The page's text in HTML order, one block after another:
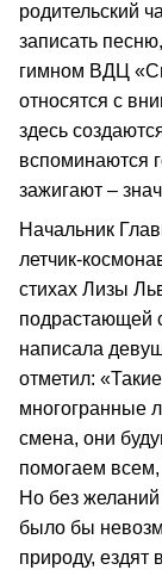
родительский
записать
гимном ВДЦ
относятся с
здесь
вспоминаются
зажигают –
Начальник
летчик-
стихах Лизы
подрастающей
написала
отметил:
многогранные
смена, они
помогаем всем,
Но без
было бы
природу, ездят